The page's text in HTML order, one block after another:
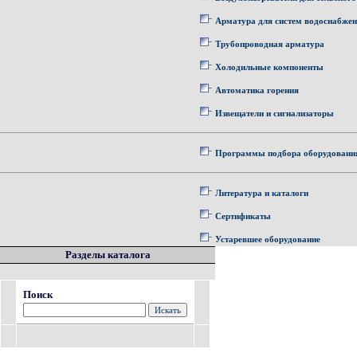
Арматура для систем
Трубопроводная арматура
Холодильные компоненты
Автоматика горения
Извещатели и сигнализаторы
Программы подбора
Литература и каталоги
Сертификаты
Устаревшее оборудование
Разделы каталога
Поиск